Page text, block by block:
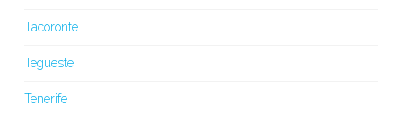
Tacoronte
Tegueste
Tenerife